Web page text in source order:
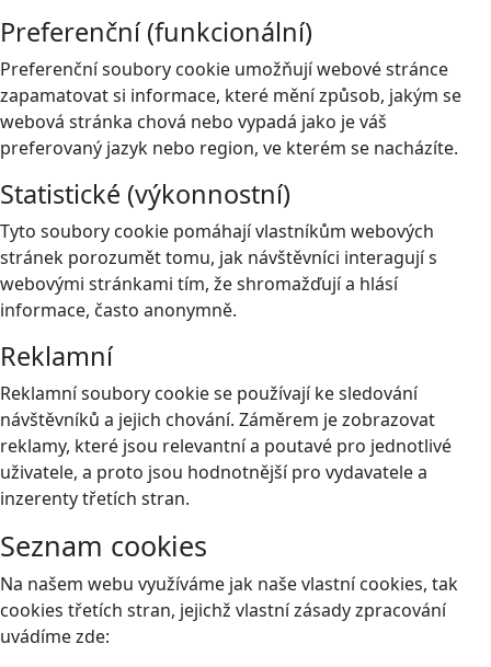
Preferenční (funkcionální)
Preferenční soubory cookie umožňují webové stránce
zapamatovat si informace, které mění způsob, jakým se
webová stránka chová nebo vypadá jako je váš
preferovaný jazyk nebo region, ve kterém se nacházíte.
Statistické (výkonnostní)
Tyto soubory cookie pomáhají vlastníkům webových
stránek porozumět tomu, jak návštěvníci interagují s
webovými stránkami tím, že shromažďují a hlásí
informace, často anonymně.
Reklamní
Reklamní soubory cookie se používají ke sledování
návštěvníků a jejich chování. Záměrem je zobrazovat
reklamy, které jsou relevantní a poutavé pro jednotlivé
uživatele, a proto jsou hodnotnější pro vydavatele a
inzerenty třetích stran.
Seznam cookies
Na našem webu využíváme jak naše vlastní cookies, tak
cookies třetích stran, jejichž vlastní zásady zpracování
uvádíme zde: